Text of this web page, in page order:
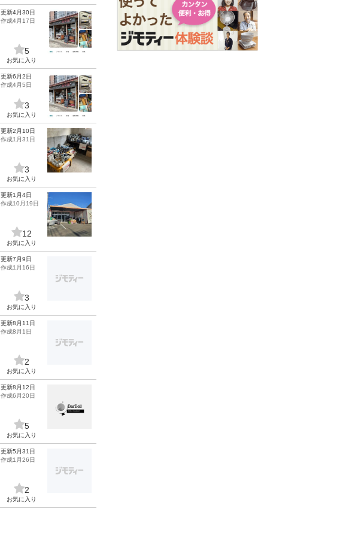
更新4月30日
作成4月17日
5
お気に入り
更新6月2日
作成4月5日
3
お気に入り
更新2月10日
作成1月31日
3
お気に入り
更新1月4日
作成10月19日
12
お気に入り
更新7月9日
作成1月16日
3
お気に入り
更新8月11日
作成8月1日
2
お気に入り
更新8月12日
作成6月20日
5
お気に入り
更新5月31日
作成1月26日
2
お気に入り